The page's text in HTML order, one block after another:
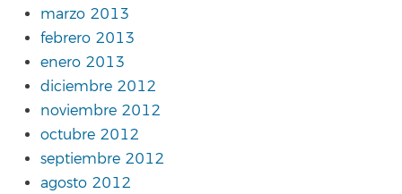
marzo 2013
febrero 2013
enero 2013
diciembre 2012
noviembre 2012
octubre 2012
septiembre 2012
agosto 2012